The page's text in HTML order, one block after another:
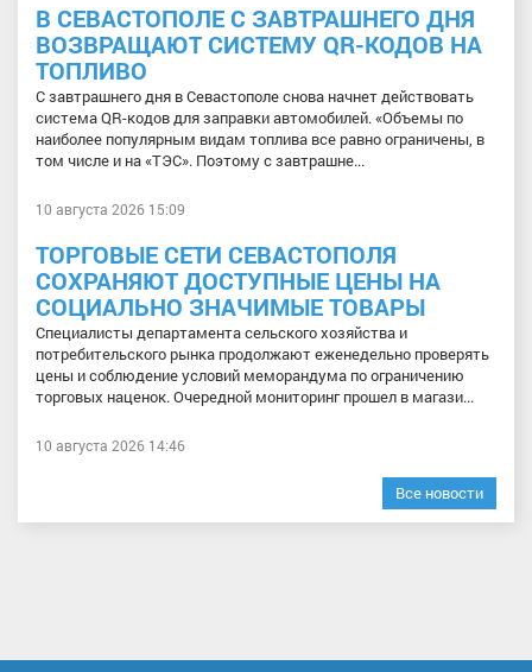
В СЕВАСТОПОЛЕ С ЗАВТРАШНЕГО ДНЯ
ВОЗВРАЩАЮТ СИСТЕМУ QR-КОДОВ НА
ТОПЛИВО
С завтрашнего дня в Севастополе снова начнет действовать
система QR-кодов для заправки автомобилей. «Объемы по
наиболее популярным видам топлива все равно ограничены, в
том числе и на «ТЭС». Поэтому с завтрашне...
10 августа 2026 15:09
ТОРГОВЫЕ СЕТИ СЕВАСТОПОЛЯ
СОХРАНЯЮТ ДОСТУПНЫЕ ЦЕНЫ НА
СОЦИАЛЬНО ЗНАЧИМЫЕ ТОВАРЫ
Специалисты департамента сельского хозяйства и
потребительского рынка продолжают еженедельно проверять
цены и соблюдение условий меморандума по ограничению
торговых наценок. Очередной мониторинг прошел в магази...
10 августа 2026 14:46
Все новости